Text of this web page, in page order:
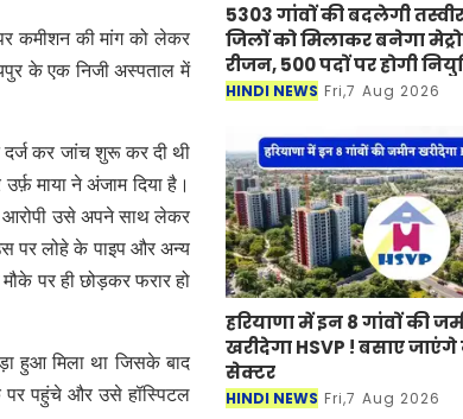
कमीशन की मांग को लेकर
के एक निजी अस्पताल में
दर्ज कर जांच शुरू कर दी थी
माया ने अंजाम दिया है।
आरोपी उसे अपने साथ लेकर
पर लोहे के पाइप और अन्य
पर ही छोड़कर फरार हो
हुआ मिला था जिसके बाद
पर पहुंचे और उसे हॉस्पिटल
5303 गांवों की बदलेगी तस्वीर
जिलों को मिलाकर बनेगा
रीजन, 500 पदों पर होगी
HINDI NEWS Fri,7 Aug 2026
हरियाणा में इन 8 गांवों की
खरीदेगा HSVP ! बसाए
सेक्टर
HINDI NEWS Fri,7 Aug 2026